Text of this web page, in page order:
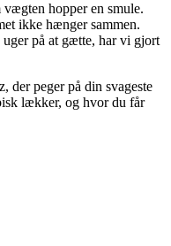
vægten hopper en smule.
ikke hænger sammen.
på at gætte, har vi gjort
der peger på din svageste
lækker, og hvor du får